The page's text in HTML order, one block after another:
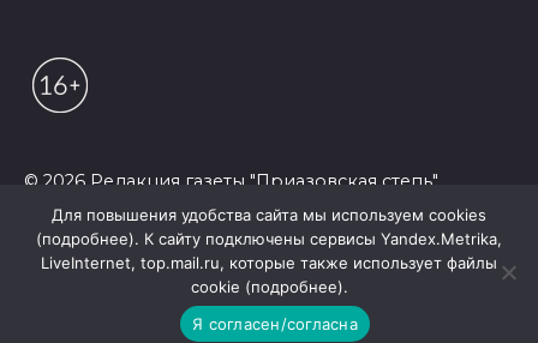
© 2026 Редакция газеты "Приазовская степь"
Для повышения удобства сайта мы используем cookies
(подробнее). К сайту подключены сервисы Yandex.Metrika,
LiveInternet, top.mail.ru, которые также использует файлы
cookie (подробнее).
Я согласен/согласна